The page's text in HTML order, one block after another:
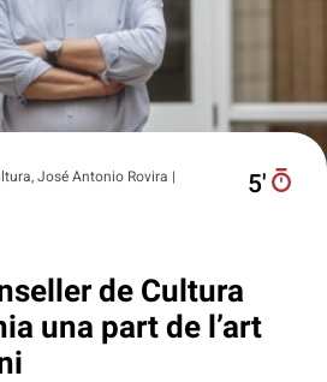
José Antonio Rovira |
5′
de Cultura
una part de l’art